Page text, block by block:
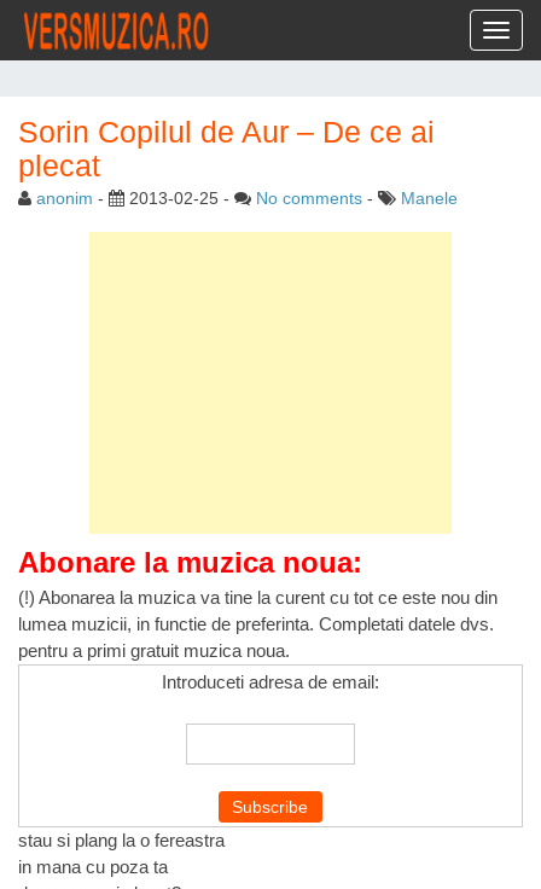
Sorin Copilul de Aur – De ce ai
plecat
anonim - 2013-02-25 - No comments - Manele
Abonare la muzica noua:
(!) Abonarea la muzica va tine la curent cu tot ce este nou din
lumea muzicii, in functie de preferinta. Completati datele dvs.
pentru a primi gratuit muzica noua.
Introduceti adresa de email:
stau si plang la o fereastra
in mana cu poza ta